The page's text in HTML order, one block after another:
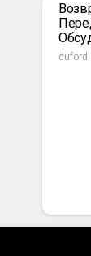
duford